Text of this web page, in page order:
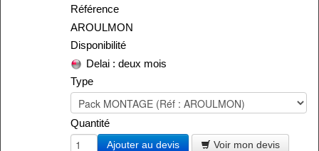
Référence
AROULMON
Disponibilité
Delai : deux mois
Type
Quantité
Ajouter au devis Voir mon devis